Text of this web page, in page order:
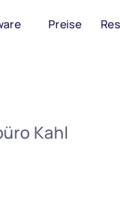
Preise
Kahl